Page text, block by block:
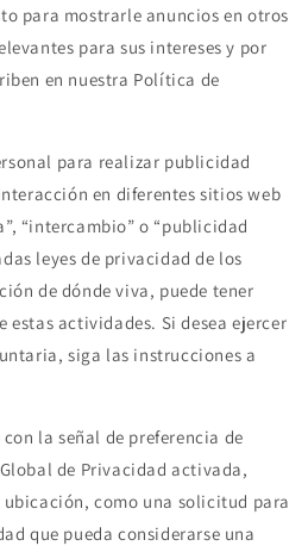
para mostrarle anuncios en otros
para sus intereses y por
en nuestra Política de
para realizar publicidad
en diferentes sitios web
“intercambio” o “publicidad
leyes de privacidad de los
de dónde viva, puede tener
estas actividades. Si desea ejercer
siga las instrucciones a
la señal de preferencia de
de Privacidad activada,
como una solicitud para
que pueda considerarse una